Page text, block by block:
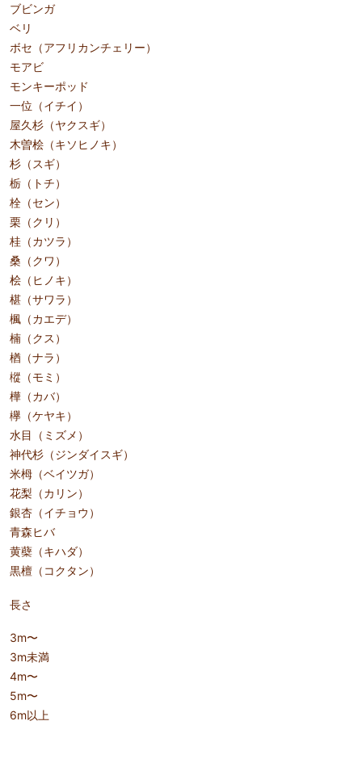
ブビンガ
ベリ
ボセ（アフリカンチェリー）
モアビ
モンキーポッド
一位（イチイ）
屋久杉（ヤクスギ）
木曽桧（キソヒノキ）
杉（スギ）
栃（トチ）
栓（セン）
栗（クリ）
桂（カツラ）
桑（クワ）
桧（ヒノキ）
椹（サワラ）
楓（カエデ）
楠（クス）
楢（ナラ）
樅（モミ）
樺（カバ）
欅（ケヤキ）
水目（ミズメ）
神代杉（ジンダイスギ）
米栂（ベイツガ）
花梨（カリン）
銀杏（イチョウ）
青森ヒバ
黄蘗（キハダ）
黒檀（コクタン）
長さ
3m〜
3m未満
4m〜
5m〜
6m以上